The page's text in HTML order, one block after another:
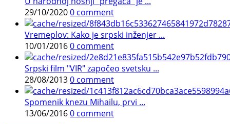
29/10/20200 comment
Vremeplov: Kako je srpski inženjer ...
10/01/20160 comment
Srpski film "VIR" započeo svetsku ...
28/08/20130 comment
Spomenik knezu Mihailu, prvi ...
13/06/20160 comment